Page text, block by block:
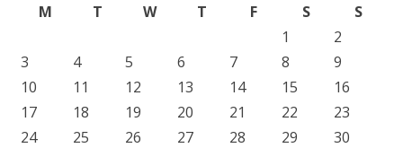
M
T W T F S
S
1
2
3
4 5 6 7 8
9
10
11 12 13 14 15
16
17
18 19 20 21 22
23
24
25 26 27 28 29
30